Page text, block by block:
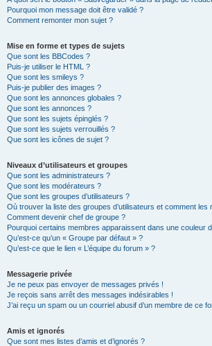
Pourquoi mon message doit être validé ?
Comment remonter mon sujet ?
Mise en forme et types de sujets
Que sont les BBCodes ?
Puis-je utiliser le HTML ?
Que sont les smileys ?
Puis-je publier des images ?
Que sont les annonces globales ?
Que sont les annonces ?
Que sont les sujets épinglés ?
Que sont les sujets verrouillés ?
Que sont les icônes de sujet ?
Niveaux d’utilisateurs et groupes
Que sont les administrateurs ?
Que sont les modérateurs ?
Que sont les groupes d’utilisateurs ?
Où trouver la liste des groupes d’utilisateurs et comment les
Comment devenir chef de groupe ?
Pourquoi certains membres apparaissent dans une couleur
Qu’est-ce qu’un « Groupe par défaut » ?
Qu’est-ce que le lien « L’équipe du forum » ?
Messagerie privée
Je ne peux pas envoyer de messages privés !
Je reçois sans arrêt des messages indésirables !
J’ai reçu un spam ou un courriel abusif d’un membre de ce
Amis et ignorés
Que sont mes listes d’amis et d’ignorés ?